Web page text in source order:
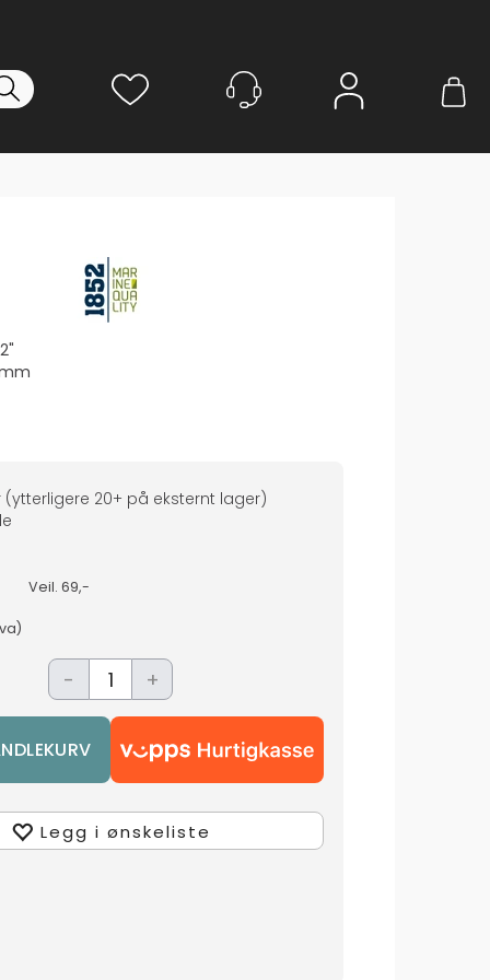
(ytterligere 20+ på eksternt lager)
Veil. 69,-
- +
Legg i ønskeliste